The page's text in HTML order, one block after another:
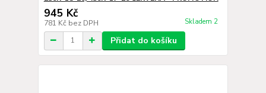
945 Kč
781 Kč bez DPH Skladem 2
Přidat do košíku